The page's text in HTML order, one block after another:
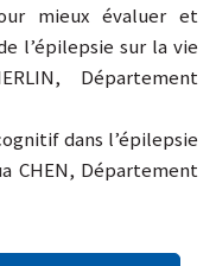
mieux évaluer et
l’épilepsie sur la vie
Département
dans l’épilepsie
CHEN, Département